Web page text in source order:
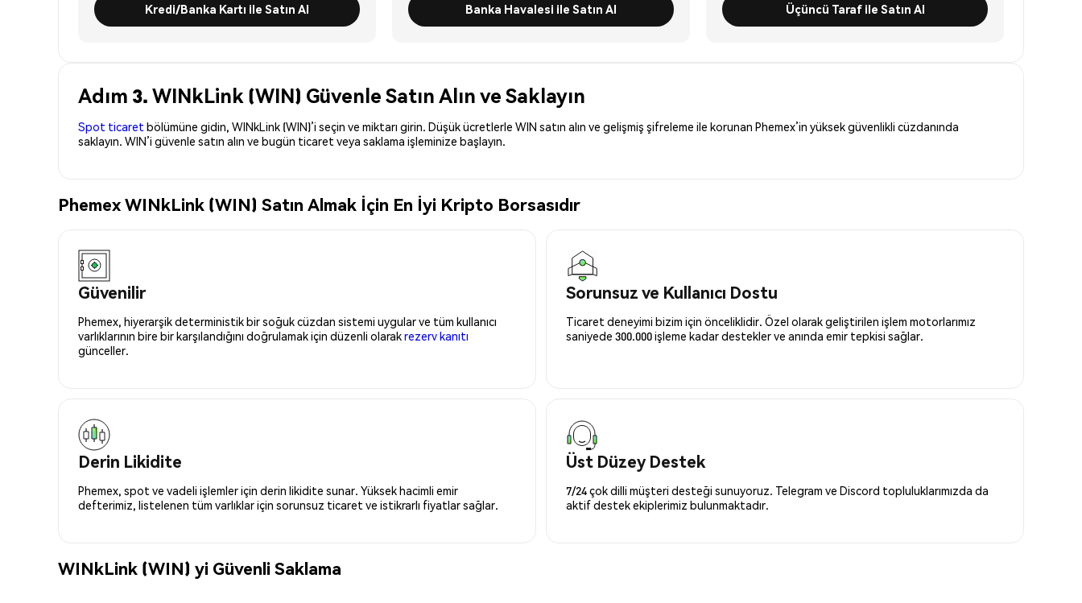
Kredi/Banka Kartı ile Satın Al Banka Havalesi ile Satın Al Üçüncü Taraf ile Satın Al
Adım 3. WINkLink (WIN) Güvenle Satın Alın ve Saklayın
Spot ticaret bölümüne gidin, WINkLink (WIN)’i seçin ve miktarı girin. Düşük ücretlerle WIN satın alın ve gelişmiş şifreleme ile korunan Phemex’in yüksek güvenlikli cüzdanında
saklayın. WIN’i güvenle satın alın ve bugün ticaret veya saklama işleminize başlayın.
Phemex WINkLink (WIN) Satın Almak İçin En İyi Kripto Borsasıdır
Güvenilir
Phemex, hiyerarşik deterministik bir soğuk cüzdan sistemi uygular ve tüm kullanıcı
varlıklarının bire bir karşılandığını doğrulamak için düzenli olarakrezerv kanıtı
günceller.
Sorunsuz ve Kullanıcı Dostu
Ticaret deneyimi bizim için önceliklidir. Özel olarak geliştirilen işlem motorlarımız
saniyede 300.000 işleme kadar destekler ve anında emir tepkisi sağlar.
Derin Likidite
Phemex, spot ve vadeli işlemler için derin likidite sunar. Yüksek hacimli emir
defterimiz, listelenen tüm varlıklar için sorunsuz ticaret ve istikrarlı fiyatlar sağlar.
Üst Düzey Destek
7/24 çok dilli müşteri desteği sunuyoruz. Telegram ve Discord topluluklarımızda da
aktif destek ekiplerimiz bulunmaktadır.
WINkLink (WIN) yi Güvenli Saklama